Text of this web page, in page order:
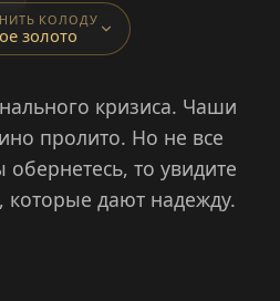
КОЛОДУ
золото
кризиса. Чаши
пролито. Но не все
то увидите
которые дают надежду.